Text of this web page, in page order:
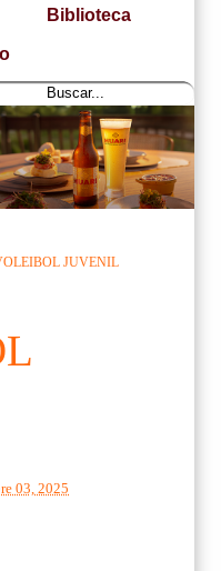
Biblioteca
JUVENIL
03, 2025